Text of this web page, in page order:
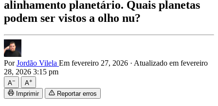
alinhamento planetário. Quais planetas
podem ser vistos a olho nu?
PorJordão Vilela Em fevereiro 27, 2026 · Atualizado em fevereiro
28, 2026 3:15 pm
A− A+
Imprimir Reportar erros